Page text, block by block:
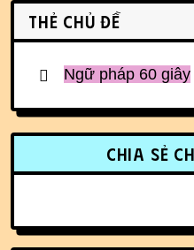
Related content
Thẻ chủ đề
Ngữ pháp 60 giây
More content
Chia sẻ